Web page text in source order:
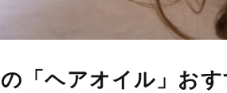
「ヘアオイル」お